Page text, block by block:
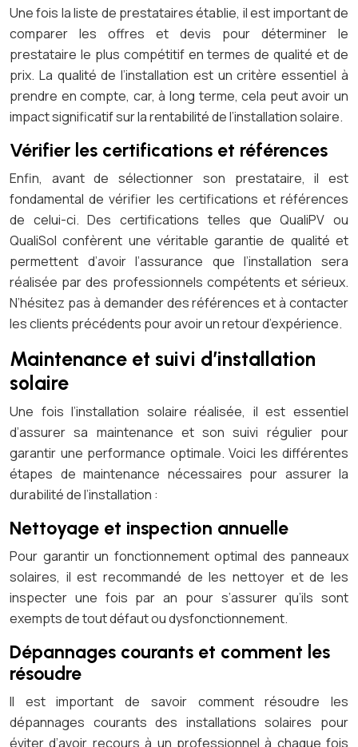
Une fois la liste de prestataires établie, il est important de
comparer les offres et devis pour déterminer le
prestataire le plus compétitif en termes de qualité et de
prix. La qualité de l’installation est un critère essentiel à
prendre en compte, car, à long terme, cela peut avoir un
impact significatif sur la rentabilité de l’installation solaire.
Vérifier les certifications et références
Enfin, avant de sélectionner son prestataire, il est
fondamental de vérifier les certifications et références
de celui-ci. Des certifications telles que QualiPV ou
QualiSol confèrent une véritable garantie de qualité et
permettent d’avoir l’assurance que l’installation sera
réalisée par des professionnels compétents et sérieux.
N’hésitez pas à demander des références et à contacter
les clients précédents pour avoir un retour d’expérience.
Maintenance et suivi d’installation
solaire
Une fois l’installation solaire réalisée, il est essentiel
d’assurer sa maintenance et son suivi régulier pour
garantir une performance optimale. Voici les différentes
étapes de maintenance nécessaires pour assurer la
durabilité de l’installation :
Nettoyage et inspection annuelle
Pour garantir un fonctionnement optimal des panneaux
solaires, il est recommandé de les nettoyer et de les
inspecter une fois par an pour s’assurer qu’ils sont
exempts de tout défaut ou dysfonctionnement.
Dépannages courants et comment les
résoudre
Il est important de savoir comment résoudre les
dépannages courants des installations solaires pour
éviter d’avoir recours à un professionnel à chaque fois